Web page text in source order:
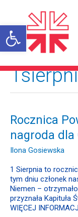
Otwórz
treści
Rocznica
nagroda dla
Ilona Gosiewska
1 Sierpnia to
tym dniu członek
Niemen –
przyznała Kapituła
WIĘCEJ
Rocznica
Powstania
Warszawskiego
i
nagroda
dla
Odra-
Niemen